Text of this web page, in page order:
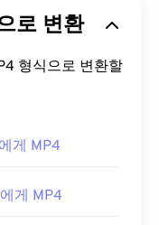
요?
의 주요 오디오 재
클릭하기만 하
사용하는 다른
환되며,코덱을
사
같은 인터넷 스
식입니다. 많은
식으로 변환
게 MP4
게 MP4